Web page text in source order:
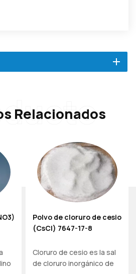
Relacionados
Polvo de cloruro de cesio
(CsCl) 7647-17-8
Cloruro de cesio es la sal
de cloruro inorgánico de